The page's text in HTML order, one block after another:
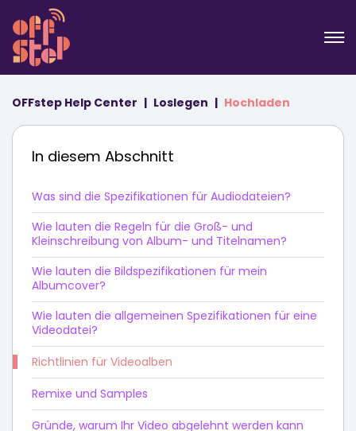
OFFstep Help Center Loslegen Hochladen
In diesem Abschnitt
Was sind die Spezifikationen für Audiodateien?
Wie lauten die Regeln für die Groß- und
Kleinschreibung von Album- und Titelnamen?
Wie lauten die Bildspezifikationen für mein
Albumcover?
Wie lauten die allgemeinen Spezifikationen für eine
Videodatei?
Richtlinien für Videoalben
Remixe und Samples
Gründe, warum Ihr Video abgelehnt werden kann